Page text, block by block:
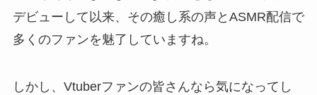
デビューして以来、その癒し系の声とASMR配信で
多くのファンを魅了していますね。
しかし、Vtuberファンの皆さんなら気になってし